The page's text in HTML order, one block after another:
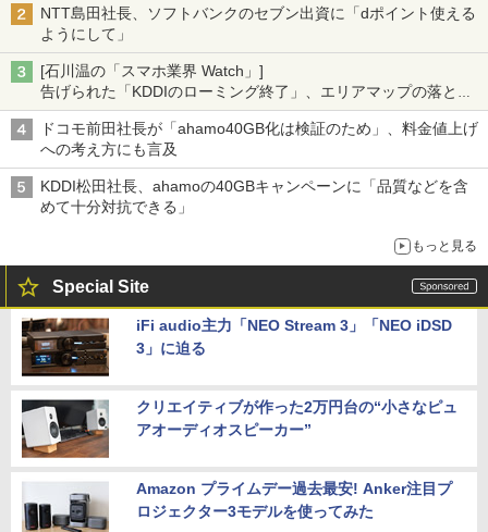
NTT島田社長、ソフトバンクのセブン出資に「dポイント使える
ようにして」
[石川温の「スマホ業界 Watch」]
告げられた「KDDIのローミング終了」、エリアマップの落とし
穴と楽天モバイルの課題
ドコモ前田社長が「ahamo40GB化は検証のため」、料金値上げ
への考え方にも言及
KDDI松田社長、ahamoの40GBキャンペーンに「品質などを含
めて十分対抗できる」
もっと見る
Special Site
iFi audio主力「NEO Stream 3」「NEO iDSD
3」に迫る
クリエイティブが作った2万円台の“小さなピュ
アオーディオスピーカー”
Amazon プライムデー過去最安! Anker注目プ
ロジェクター3モデルを使ってみた